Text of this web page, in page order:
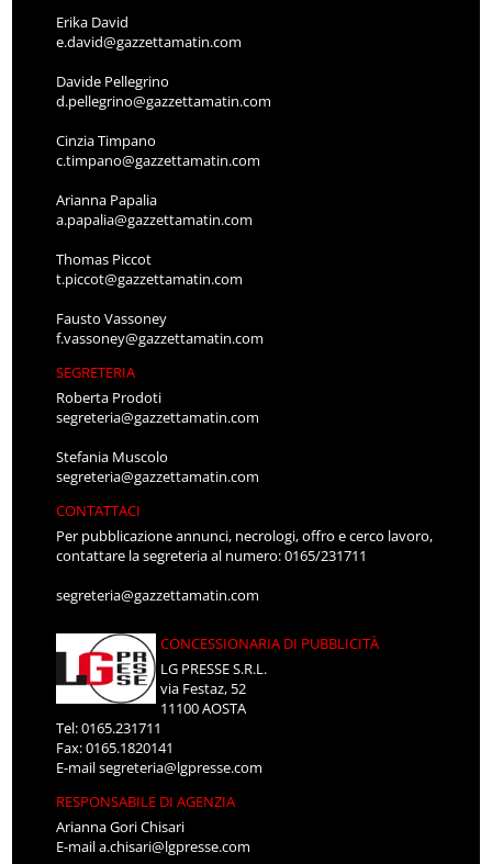
Erika David
e.david@gazzettamatin.com
Davide Pellegrino
d.pellegrino@gazzettamatin.com
Cinzia Timpano
c.timpano@gazzettamatin.com
Arianna Papalia
a.papalia@gazzettamatin.com
Thomas Piccot
t.piccot@gazzettamatin.com
Fausto Vassoney
f.vassoney@gazzettamatin.com
SEGRETERIA
Roberta Prodoti
segreteria@gazzettamatin.com
Stefania Muscolo
segreteria@gazzettamatin.com
CONTATTACI
Per pubblicazione annunci, necrologi, offro e cerco lavoro,
contattare la segreteria al numero: 0165/231711
segreteria@gazzettamatin.com
CONCESSIONARIA DI PUBBLICITÀ
LG PRESSE S.R.L.
via Festaz, 52
11100 AOSTA
Tel: 0165.231711
Fax: 0165.1820141
E-mailsegreteria@lgpresse.com
RESPONSABILE DI AGENZIA
Arianna Gori Chisari
E-maila.chisari@lgpresse.com